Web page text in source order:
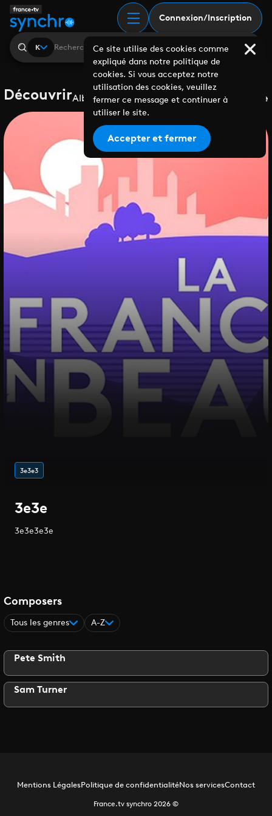
Connexion/Inscription
K
DécouvrirAlbumsPlaylistsCollaborationsLabels Genre
3e3e3
3e3e
3e3e3e3e
Composers
Tous les genres A-Z
Pete Smith
Sam Turner
Mentions LégalesPolitique de confidentialitéNos servicesContact
France.tv synchro 2026 ©
Ce site utilise des cookies comme
expliqué dans notre politique de
cookies. Si vous acceptez notre
utilisation des cookies, veuillez
fermer ce message et continuer à
utiliser le site.
Accepter et fermer